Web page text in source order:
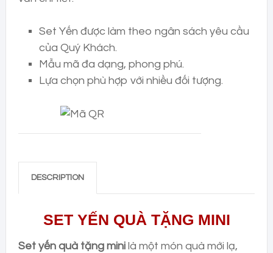
Set Yến được làm theo ngân sách yêu cầu
của Quý Khách.
Mẫu mã đa dạng, phong phú.
Lựa chọn phù hợp với nhiều đối tượng.
DESCRIPTION
SET YẾN QUÀ TẶNG MINI
Set yến quà tặng minilà một món quà mới lạ,